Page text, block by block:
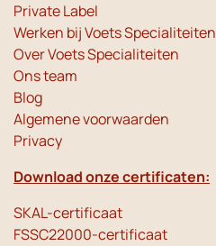
Private Label
Werken bij Voets Specialiteiten
Over Voets Specialiteiten
Ons team
Blog
Algemene voorwaarden
Privacy
Download onze certificaten:
SKAL-certificaat
FSSC22000-certificaat